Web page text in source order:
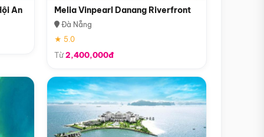
An Melia Vinpearl Danang Riverfront
Đà Nẵng
★ 5.0
Từ2,400,000đ